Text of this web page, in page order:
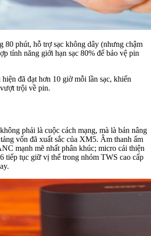
80 phút, hỗ trợ sạc không dây (nhưng chậm
tính năng giới hạn sạc 80% để bảo vệ pin
đã đạt hơn 10 giờ mỗi lần sạc, khiến
trội về pin.
phải là cuộc cách mạng, mà là bản nâng
vốn đã xuất sắc của XM5. Âm thanh ấm
mạnh mẽ nhất phân khúc; micro cải thiện
tiếp tục giữ vị thế trong nhóm TWS cao cấp